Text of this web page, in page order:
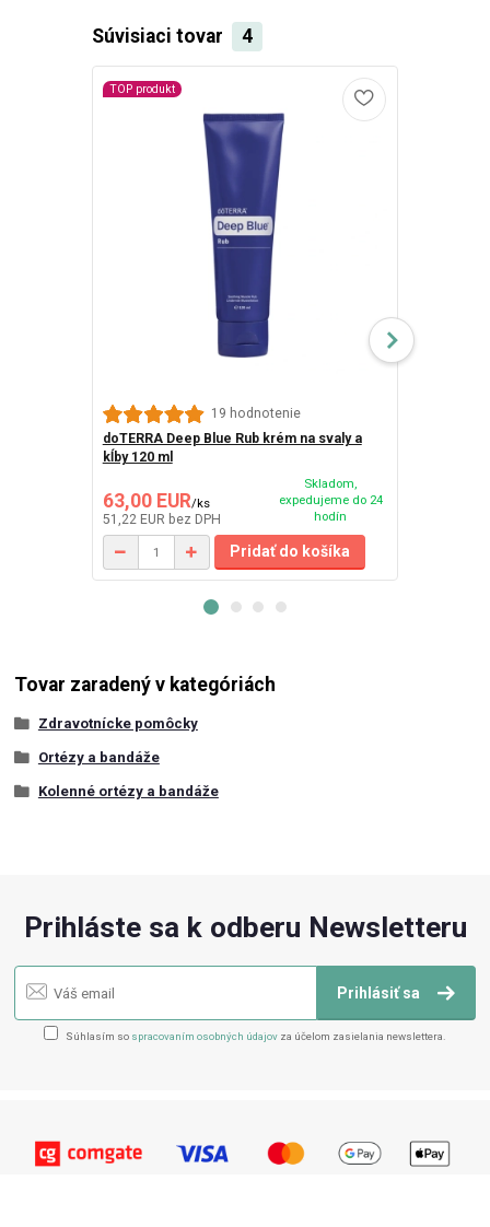
Súvisiaci tovar 4
TOP produkt
19 hodnotenie
doTERRA Deep Blue Rub krém na svaly a
kĺby 120 ml
63,00 EUR/ks
51,22 EUR bez DPH
Skladom,
expedujeme do 24
hodín
Pridať do košíka
Tovar zaradený v kategóriách
Zdravotnícke pomôcky
Ortézy a bandáže
Kolenné ortézy a bandáže
Prihláste sa k odberu Newsletteru
Prihlásiť sa
Súhlasím so spracovaním osobných údajov za účelom zasielania newslettera.